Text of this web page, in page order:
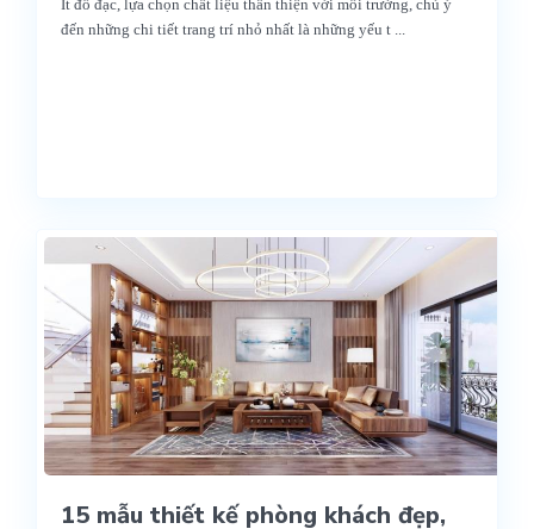
Ít đồ đạc, lựa chọn chất liệu thân thiện với môi trường, chú ý
đến những chi tiết trang trí nhỏ nhất là những yếu t ...
15 mẫu thiết kế phòng khách đẹp,